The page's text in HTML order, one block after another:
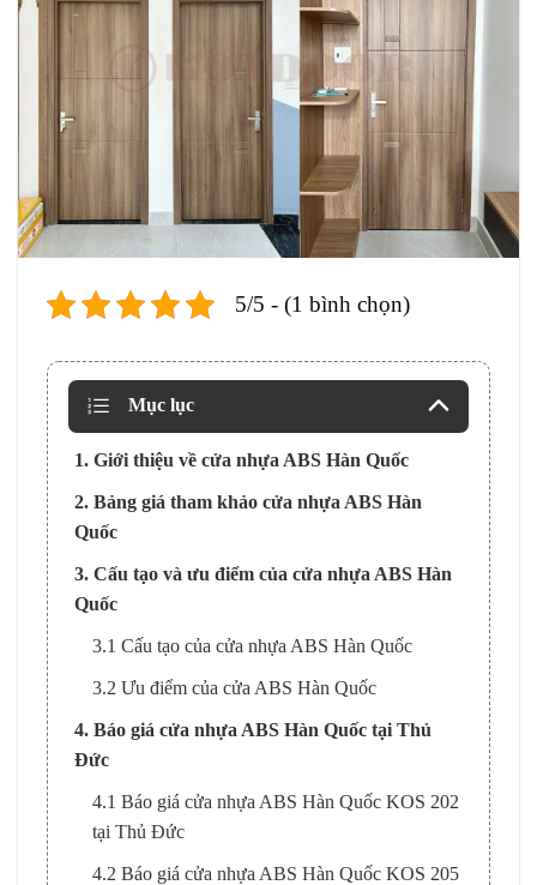
5/5 - (1 bình chọn)
Mục lục
1. Giới thiệu về cửa nhựa ABS Hàn Quốc
2. Bảng giá tham khảo cửa nhựa ABS Hàn
Quốc
3. Cấu tạo và ưu điểm của cửa nhựa ABS Hàn
Quốc
3.1 Cấu tạo của cửa nhựa ABS Hàn Quốc
3.2 Ưu điểm của cửa ABS Hàn Quốc
4. Báo giá cửa nhựa ABS Hàn Quốc tại Thủ
Đức
4.1 Báo giá cửa nhựa ABS Hàn Quốc KOS 202
tại Thủ Đức
4.2 Báo giá cửa nhựa ABS Hàn Quốc KOS 205